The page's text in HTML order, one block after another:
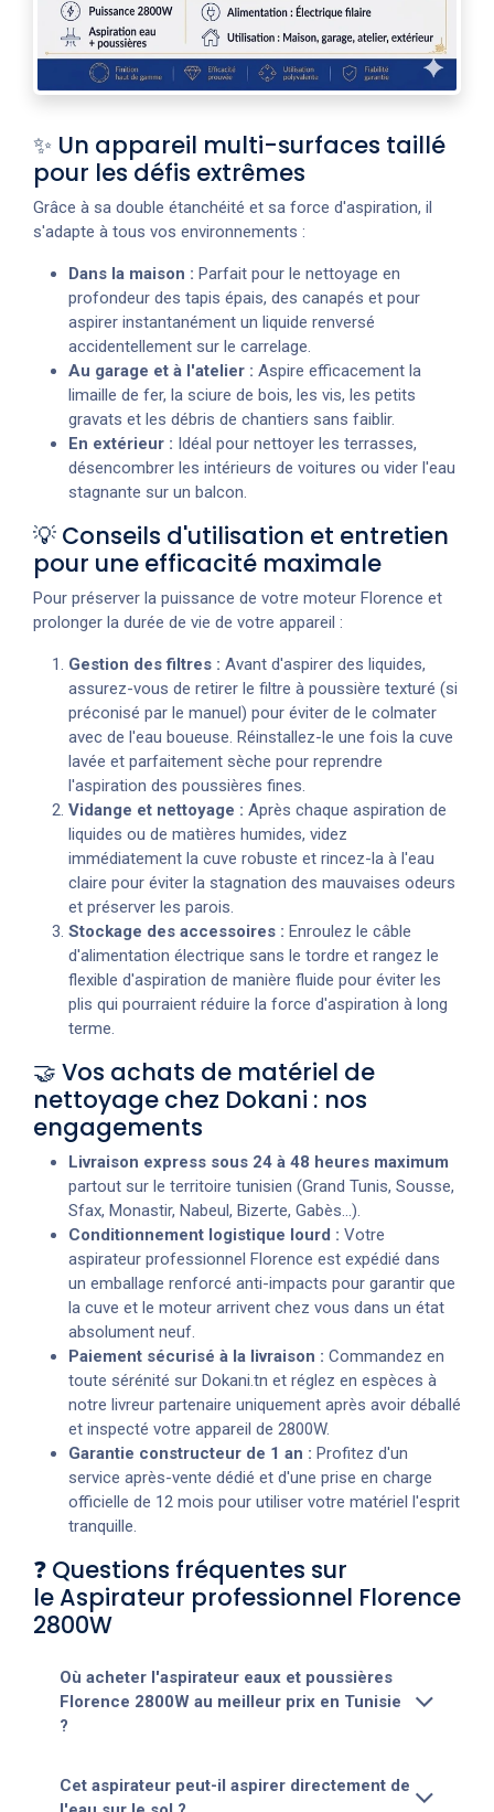
✨ Un appareil multi-surfaces taillé
pour les défis extrêmes
Grâce à sa double étanchéité et sa force d'aspiration, il
s'adapte à tous vos environnements :
Dans la maison : Parfait pour le nettoyage en
profondeur des tapis épais, des canapés et pour
aspirer instantanément un liquide renversé
accidentellement sur le carrelage.
Au garage et à l'atelier : Aspire efficacement la
limaille de fer, la sciure de bois, les vis, les petits
gravats et les débris de chantiers sans faiblir.
En extérieur : Idéal pour nettoyer les terrasses,
désencombrer les intérieurs de voitures ou vider l'eau
stagnante sur un balcon.
💡 Conseils d'utilisation et entretien
pour une efficacité maximale
Pour préserver la puissance de votre moteur Florence et
prolonger la durée de vie de votre appareil :
Gestion des filtres : Avant d'aspirer des liquides,
assurez-vous de retirer le filtre à poussière texturé (si
préconisé par le manuel) pour éviter de le colmater
avec de l'eau boueuse. Réinstallez-le une fois la cuve
lavée et parfaitement sèche pour reprendre
l'aspiration des poussières fines.
Vidange et nettoyage : Après chaque aspiration de
liquides ou de matières humides, videz
immédiatement la cuve robuste et rincez-la à l'eau
claire pour éviter la stagnation des mauvaises odeurs
et préserver les parois.
Stockage des accessoires : Enroulez le câble
d'alimentation électrique sans le tordre et rangez le
flexible d'aspiration de manière fluide pour éviter les
plis qui pourraient réduire la force d'aspiration à long
terme.
🤝 Vos achats de matériel de
nettoyage chez Dokani : nos
engagements
Livraison express sous 24 à 48 heures maximum
partout sur le territoire tunisien (Grand Tunis, Sousse,
Sfax, Monastir, Nabeul, Bizerte, Gabès...).
Conditionnement logistique lourd : Votre
aspirateur professionnel Florence est expédié dans
un emballage renforcé anti-impacts pour garantir que
la cuve et le moteur arrivent chez vous dans un état
absolument neuf.
Paiement sécurisé à la livraison : Commandez en
toute sérénité sur Dokani.tn et réglez en espèces à
notre livreur partenaire uniquement après avoir déballé
et inspecté votre appareil de 2800W.
Garantie constructeur de 1 an : Profitez d'un
service après-vente dédié et d'une prise en charge
officielle de 12 mois pour utiliser votre matériel l'esprit
tranquille.
❓ Questions fréquentes sur
le Aspirateur professionnel Florence
2800W
Où acheter l'aspirateur eaux et poussières
Florence 2800W au meilleur prix en Tunisie
?
Cet aspirateur peut-il aspirer directement de